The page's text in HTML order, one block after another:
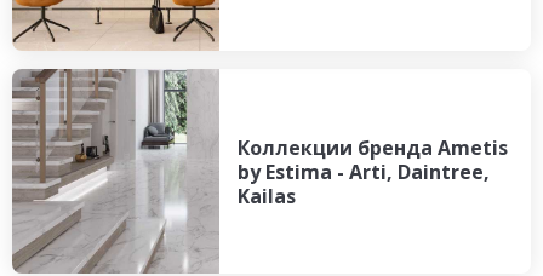
Коллекции бренда Ametis
by Estima - Arti, Daintree,
Kailas